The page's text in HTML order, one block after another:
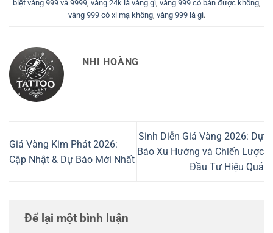
biệt vàng 999 và 9999, vàng 24k là vàng gì, vàng 999 có bán được không,
vàng 999 có xi mạ không, vàng 999 là gì.
NHI HOÀNG
Giá Vàng Kim Phát 2026:
Cập Nhật & Dự Báo Mới Nhất
Sinh Diễn Giá Vàng 2026: Dự
Báo Xu Hướng và Chiến Lược
Đầu Tư Hiệu Quả
Để lại một bình luận